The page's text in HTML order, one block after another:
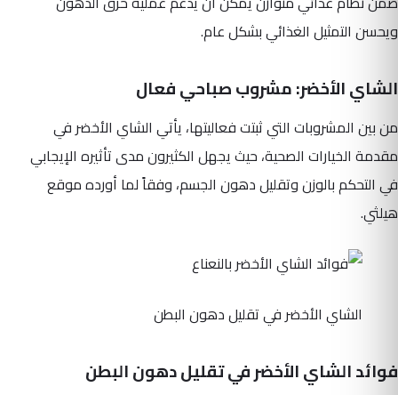
ويحسن التمثيل الغذائي بشكل عام.
الشاي الأخضر: مشروب صباحي فعال
من بين المشروبات التي ثبتت فعاليتها، يأتي الشاي الأخضر في
مقدمة الخيارات الصحية، حيث يجهل الكثيرون مدى تأثيره الإيجابي
في التحكم بالوزن وتقليل دهون الجسم، وفقاً لما أورده موقع
هيلثي.
الشاي الأخضر في تقليل دهون البطن
فوائد الشاي الأخضر في تقليل دهون البطن